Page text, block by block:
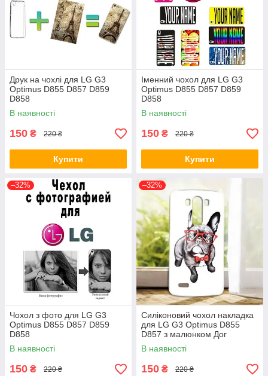
Друк на чохлі для LG G3
Optimus D855 D857 D859
D858
В наявності
150 ₴ 220 ₴
Купити
Іменний чохол для LG G3
Optimus D855 D857 D859
D858
В наявності
150 ₴ 220 ₴
Купити
–32%
Чохол з фото для LG G3
Optimus D855 D857 D859
D858
В наявності
150 ₴ 220 ₴
–32%
Силіконовий чохол накладка
для LG G3 Optimus D855
D857 з малюнком Дог
В наявності
150 ₴ 220 ₴